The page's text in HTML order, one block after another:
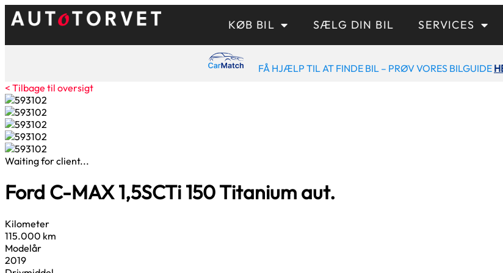
KØB BIL SÆLG DIN BIL SERVICES
FÅ HJÆLP TIL AT FINDE BIL – PRØV VORES BILGUIDE
< Tilbage til oversigt
Waiting for client...
Ford C-MAX1,5SCTi 150 Titanium aut.
Kilometer
115.000 km
Modelår
2019